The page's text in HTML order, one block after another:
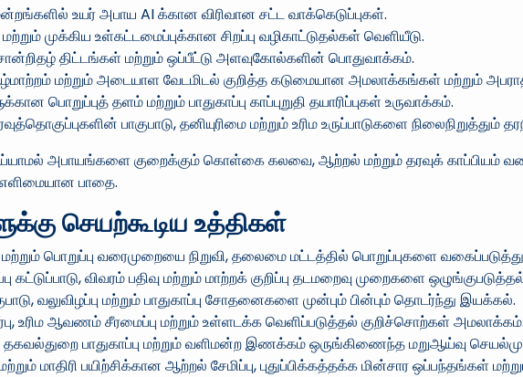
உயர் அபாய AI க்கான விரிவான சட்ட வாக்கெடுப்புகள்.
மற்றும் முக்கிய உள்கட்டமைப்புக்கான சிறப்பு வழிகாட்டுதல்கள் வெளியீடு.
திட்டங்கள் மற்றும் ஒப்பீட்டு அளவுகோல்களின் பொதுவாக்கம்.
மற்றும் அடையாள வேடமிடல் குறித்த கடுமையான அமலாக்கங்கள் மற்றும்
பொறுப்புத் தளம் மற்றும் பாதுகாப்பு காப்புறுதி தயாரிப்புகள் உருவாக்கம்.
பாகுபாடு, தனியுரிமை மற்றும் உரிம உருப்பாடுகளை நிலைநிறுத்தும்
அபாயங்களை குறைக்கும் கொள்கை கலவை, ஆற்றல் மற்றும் தரவுக் காப்பியம்
பாதை.
செயற்கூடிய உத்திகள்
பொறுப்பு வரைமுறையை நிறுவி, தலைமை மட்டத்தில் பொறுப்புகளை
கட்டுப்பாடு, விவரம் பதிவு மற்றும் மாற்றக் குறிப்பு தடமறைவு முறைகளை
வலுவிழப்பு மற்றும் பாதுகாப்பு சோதனைகளை முன்பும் பின்பும் தொடர்ந்து இயக்கல்.
உரிம ஆவணம் சீரமைப்பு மற்றும் உள்ளடக்க வெளிப்படுத்தல் குறிச்சொற்கள் அமலாக்கம்.
தகவல்துறை பாதுகாப்பு மற்றும் வளிமன்ற இணக்கம் ஒருங்கிணைந்த மறுஆய்வு
மாதிரி பயிற்சிக்கான ஆற்றல் சேமிப்பு, புதுப்பிக்கத்தக்க மின்சார ஒப்பந்தங்கள்